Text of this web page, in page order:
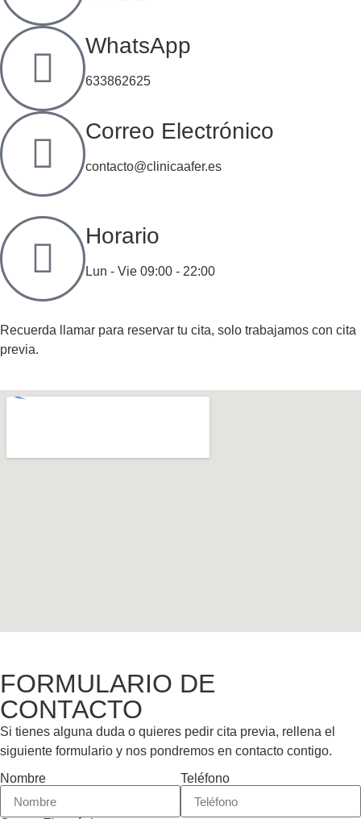
WhatsApp
633862625
Correo Electrónico
contacto@clinicaafer.es​
Horario
Lun - Vie 09:00 - 22:00
Recuerda llamar para reservar tu cita, solo trabajamos con cita
previa.
FORMULARIO DE
CONTACTO
Si tienes alguna duda o quieres pedir cita previa, rellena el
siguiente formulario y nos pondremos en contacto contigo.
Nombre Teléfono